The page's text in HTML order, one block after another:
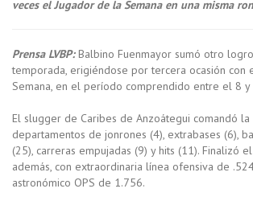
veces el Jugador de la Semana en una misma
Prensa LVBP:Balbino Fuenmayor sumó otro
temporada, erigiéndose por tercera ocasión con
Semana, en el período comprendido entre el 8
El slugger de Caribes de Anzoátegui comandó la
departamentos de jonrones (4), extrabases (6),
(25), carreras empujadas (9) y hits (11). Finalizó
además, con extraordinaria línea ofensiva de
astronómico OPS de 1.756.